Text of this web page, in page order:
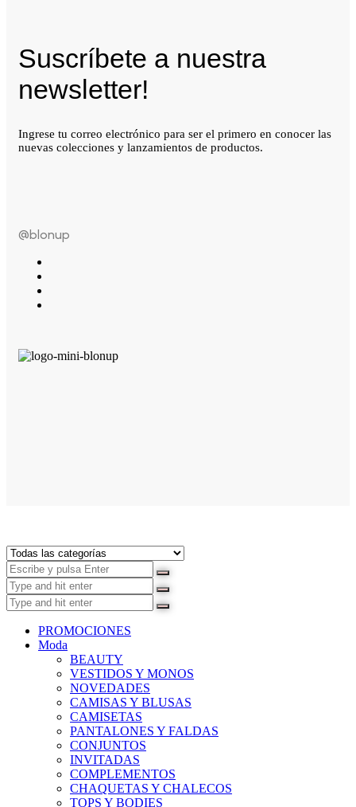
Suscríbete a nuestra
newsletter!
Ingrese tu correo electrónico para ser el primero en conocer las
nuevas colecciones y lanzamientos de productos.
@blonup
PROMOCIONES
Moda
BEAUTY
VESTIDOS Y MONOS
NOVEDADES
CAMISAS Y BLUSAS
CAMISETAS
PANTALONES Y FALDAS
CONJUNTOS
INVITADAS
COMPLEMENTOS
CHAQUETAS Y CHALECOS
TOPS Y BODIES